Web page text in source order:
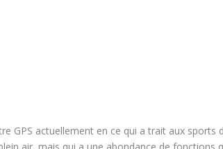
GPS actuellement en ce qui a trait aux sports